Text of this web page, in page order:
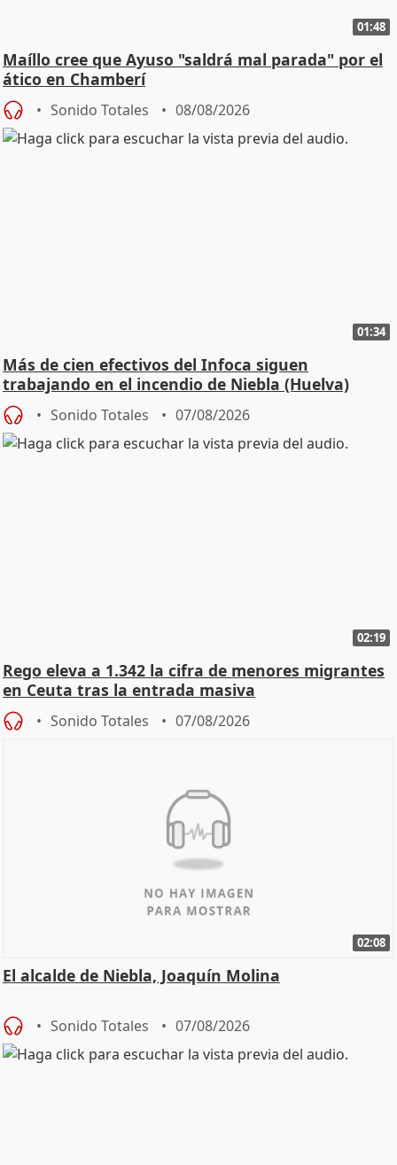
01:48
Maíllo cree que Ayuso "saldrá mal parada" por el
ático en Chamberí
Sonido Totales 08/08/2026
01:34
Más de cien efectivos del Infoca siguen
trabajando en el incendio de Niebla (Huelva)
Sonido Totales 07/08/2026
02:19
Rego eleva a 1.342 la cifra de menores migrantes
en Ceuta tras la entrada masiva
Sonido Totales 07/08/2026
02:08
El alcalde de Niebla, Joaquín Molina
Sonido Totales 07/08/2026